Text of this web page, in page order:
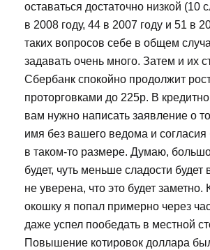
оставаться достаточно низкой (10
в 2008 году, 44 в 2007 году и 51 в
таких вопросов себе в общем
задавать очень много. Затем и их
Сбербанк спокойно продолжит
проторговками до 225р. В
вам нужно написать заявление о
имя без вашего ведома и согласия
в таком-то размере. Думаю,
будет, чуть меньше сладости
не уверена, что это будет заметно.
окошку я попал примерно через
даже успел пообедать в местной
Повышение котировок доллара